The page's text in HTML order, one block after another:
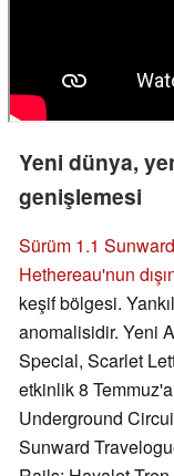
Yeni dünya,
genişlemesi
Sürüm 1.1
Hethereau'nun
keşif bölgesi.
anomalisidir. Yeni
Special, Scarlet
etkinlik 8
Underground
Sunward